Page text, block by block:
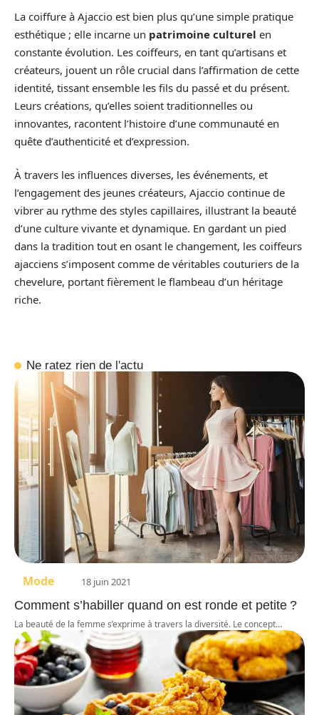
La coiffure à Ajaccio est bien plus qu’une simple pratique
esthétique ; elle incarne un patrimoine culturel en
constante évolution. Les coiffeurs, en tant qu’artisans et
créateurs, jouent un rôle crucial dans l’affirmation de cette
identité, tissant ensemble les fils du passé et du présent.
Leurs créations, qu’elles soient traditionnelles ou
innovantes, racontent l’histoire d’une communauté en
quête d’authenticité et d’expression.
À travers les influences diverses, les événements, et
l’engagement des jeunes créateurs, Ajaccio continue de
vibrer au rythme des styles capillaires, illustrant la beauté
d’une culture vivante et dynamique. En gardant un pied
dans la tradition tout en osant le changement, les coiffeurs
ajacciens s’imposent comme de véritables couturiers de la
chevelure, portant fièrement le flambeau d’un héritage
riche.
Ne ratez rien de l'actu
Mode 18 juin 2021
Comment s’habiller quand on est ronde et petite ?
La beauté de la femme s’exprime à travers la diversité. Le concept…